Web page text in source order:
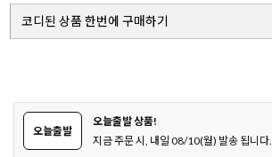
코디된 상품 한번에 구매하기
오늘출발
오늘출발 상품!
지금 주문 시, 내일 08/10(월) 발송 됩니다.